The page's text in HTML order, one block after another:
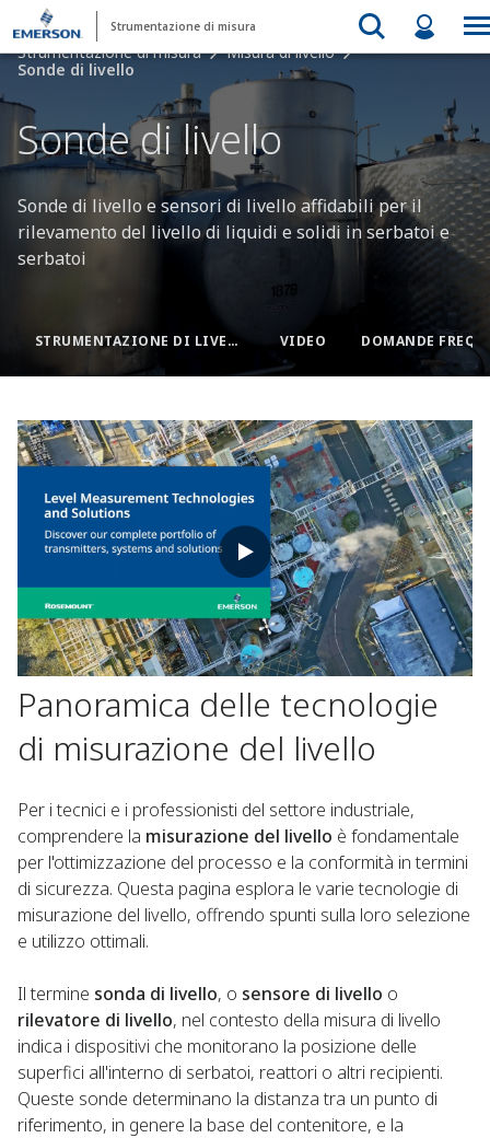
Strumentazione di misura
Strumentazione di misura
Misura di livello
Sonde di livello
Sonde di livello​
Sonde di livello e sensori di livello affidabili per il
rilevamento del livello di liquidi e solidi in serbatoi e
serbatoi​
STRUMENTAZIONE DI LIVELLO​ VIDEO DOMANDE
Panoramica delle tecnologie
di misurazione del livello​ ​
Per i tecnici e i professionisti del settore industriale,
comprendere la misurazione del livello è fondamentale
per l'ottimizzazione del processo e la conformità in termini
di sicurezza. Questa pagina esplora le varie tecnologie di
misurazione del livello, offrendo spunti sulla loro selezione
e utilizzo ottimali.​
Il termine sonda di livello, o sensore di livello o
rilevatore di livello, nel contesto della misura di livello
indica i dispositivi che monitorano la posizione delle
superfici all'interno di serbatoi, reattori o altri recipienti.
Queste sonde determinano la distanza tra un punto di
riferimento, in genere la base del contenitore, e la